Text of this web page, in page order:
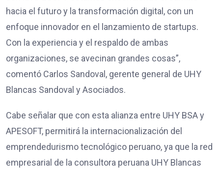
hacia el futuro y la transformación digital, con un
enfoque innovador en el lanzamiento de startups.
Con la experiencia y el respaldo de ambas
organizaciones, se avecinan grandes cosas”,
comentó Carlos Sandoval, gerente general de UHY
Blancas Sandoval y Asociados.
Cabe señalar que con esta alianza entre UHY BSA y
APESOFT, permitirá la internacionalización del
emprendedurismo tecnológico peruano, ya que la red
empresarial de la consultora peruana UHY Blancas